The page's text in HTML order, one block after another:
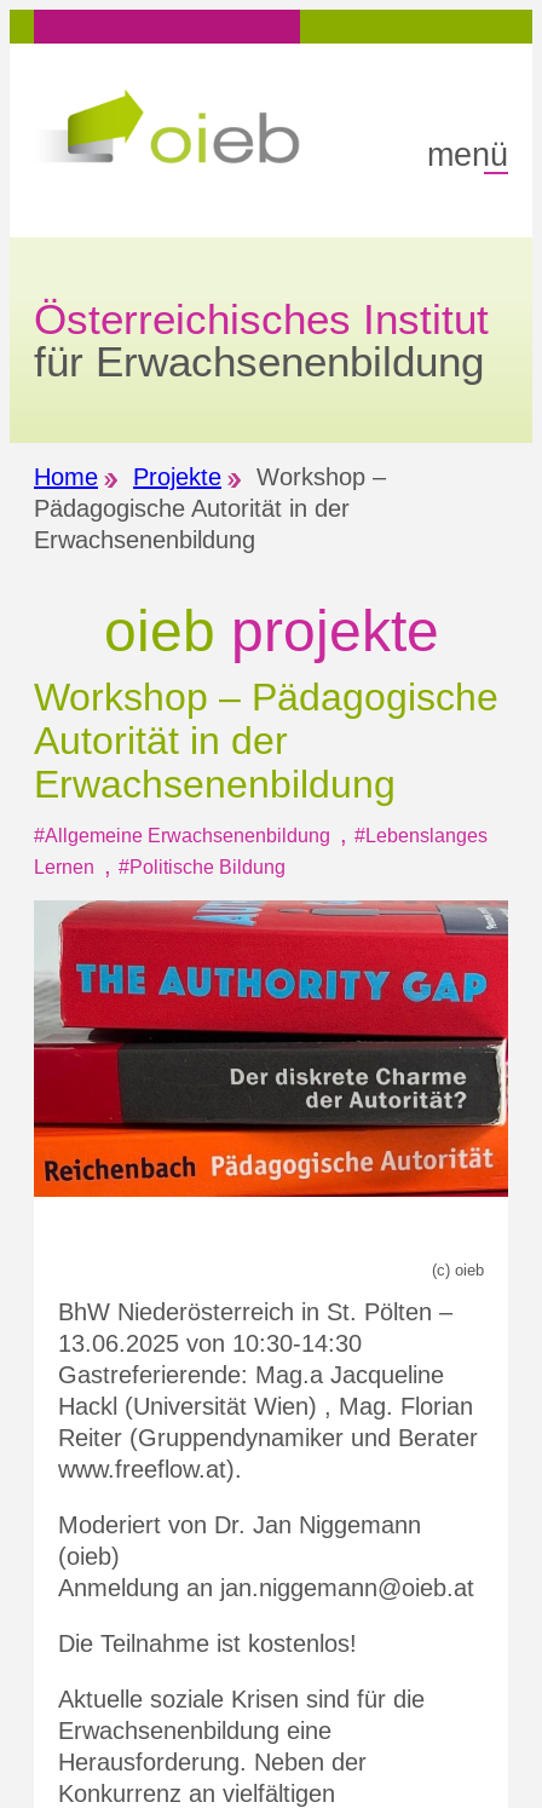
Inhalt
menü
Österreichisches Institut
für Erwachsenenbildung
Home Projekte
Workshop –
Pädagogische Autorität in der
Erwachsenenbildung
oieb projekte
Workshop – Pädagogische
Autorität in der
Erwachsenenbildung
#Allgemeine Erwachsenenbildung , #Lebenslanges
Lernen , #Politische Bildung
(c) oieb
BhW Niederösterreich in St. Pölten –
13.06.2025 von 10:30-14:30
Gastreferierende: Mag.a Jacqueline
Hackl (Universität Wien) , Mag. Florian
Reiter (Gruppendynamiker und Berater
www.freeflow.at).
Moderiert von Dr. Jan Niggemann
(oieb)
Anmeldung an jan.niggemann@oieb.at
Die Teilnahme ist kostenlos!
Aktuelle soziale Krisen sind für die
Erwachsenenbildung eine
Herausforderung. Neben der
Konkurrenz an vielfältigen